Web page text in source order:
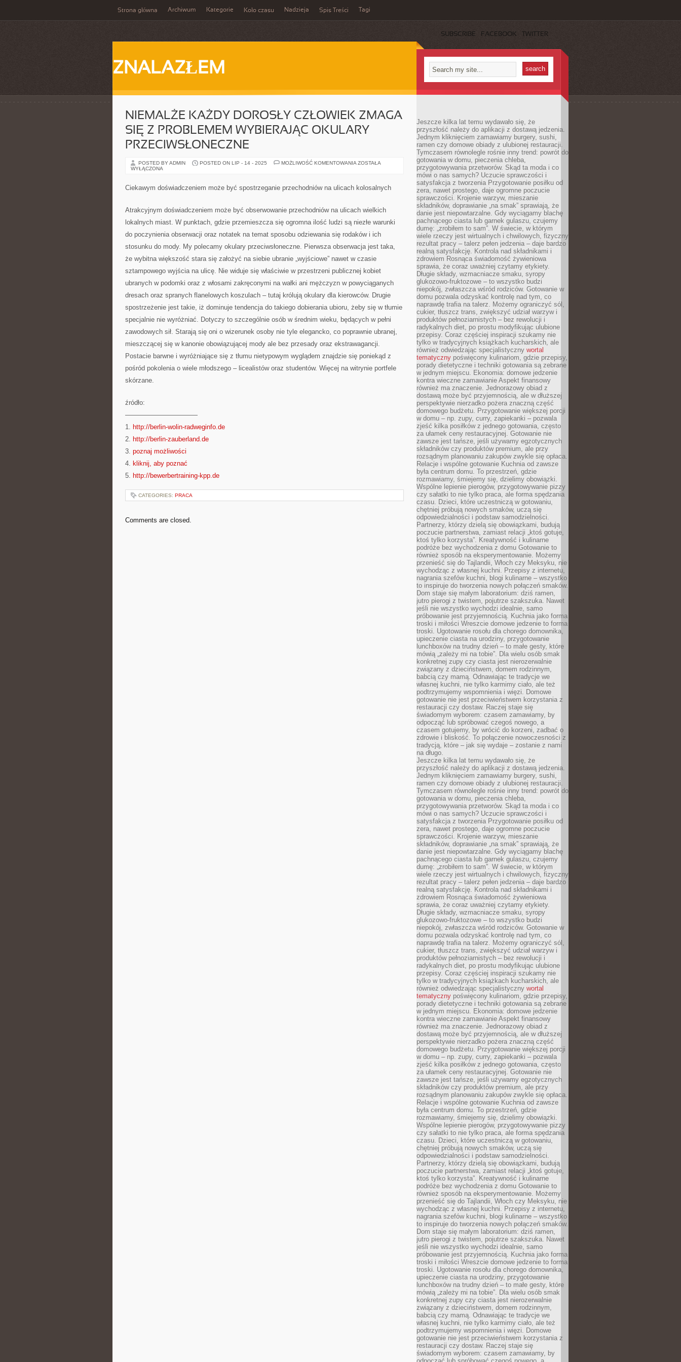
Strona główna Archiwum Kategorie Koło czasu Nadzieja Spis Treści Tagi
SUBSCRIBE FACEBOOK TWITTER
ZNALAZŁEM
NIEMALŻE KAŻDY DOROSŁY CZŁOWIEK ZMAGA
SIĘ Z PROBLEMEM WYBIERAJĄC OKULARY
PRZECIWSŁONECZNE
POSTED BY ADMIN POSTED ON LIP - 14 - 2025 MOŻLIWOŚĆ KOMENTOWANIA NIEMALŻE
ZMAGA
SIĘ
WYBIERAJĄC
OKULARY
ZOSTAŁA
WYŁĄCZONA
Ciekawym doświadczeniem może być spostrzeganie przechodniów na ulicach kolosalnych
Atrakcyjnym doświadczeniem może być obserwowanie przechodniów na ulicach wielkich
lokalnych miast. W punktach, gdzie przemieszcza się ogromna ilość ludzi są niezłe warunki
do poczynienia obserwacji oraz notatek na temat sposobu odziewania się rodaków i ich
stosunku do mody. My polecamy okulary przeciwsłoneczne. Pierwsza obserwacja jest taka,
że wybitna większość stara się założyć na siebie ubranie „wyjściowe” nawet w czasie
sztampowego wyjścia na ulicę. Nie widuje się właściwie w przestrzeni publicznej kobiet
ubranych w podomki oraz z włosami zakręconymi na wałki ani mężczyzn w powyciąganych
dresach oraz spranych flanelowych koszulach – tutaj królują okulary dla kierowców. Drugie
spostrzeżenie jest takie, iż dominuje tendencja do takiego dobierania ubioru, żeby się w tłumie
specjalnie nie wyróżniać. Dotyczy to szczególnie osób w średnim wieku, będących w pełni
zawodowych sił. Starają się oni o wizerunek osoby nie tyle elegancko, co poprawnie ubranej,
mieszczącej się w kanonie obowiązującej mody ale bez przesady oraz ekstrawagancji.
Postacie barwne i wyróżniające się z tłumu nietypowym wyglądem znajdzie się poniekąd z
pośród pokolenia o wiele młodszego – licealistów oraz studentów. Więcej na witrynie portfele
skórzane.
źródło:
———————————
1. http://berlin-wolin-radweginfo.de
2. http://berlin-zauberland.de
3. poznaj możliwości
4. kliknij, aby poznać
5. http://bewerbertraining-kpp.de
CATEGORIES: PRACA
Comments are closed.
Jeszcze kilka lat temu wydawało się, że
przyszłość należy do aplikacji z dostawą jedzenia.
Jednym kliknięciem zamawiamy burgery, sushi,
ramen czy domowe obiady z ulubionej restauracji.
Tymczasem równolegle rośnie inny trend: powrót do
gotowania w domu, pieczenia chleba,
przygotowywania przetworów. Skąd ta moda i co
mówi o nas samych? Uczucie sprawczości i
satysfakcja z tworzenia Przygotowanie posiłku od
zera, nawet prostego, daje ogromne poczucie
sprawczości. Krojenie warzyw, mieszanie
składników, doprawianie „na smak” sprawiają, że
danie jest niepowtarzalne. Gdy wyciągamy blachę
pachnącego ciasta lub garnek gulaszu, czujemy
dumę: „zrobiłem to sam”. W świecie, w którym
wiele rzeczy jest wirtualnych i chwilowych, fizyczny
rezultat pracy – talerz pełen jedzenia – daje bardzo
realną satysfakcję. Kontrola nad składnikami i
zdrowiem Rosnąca świadomość żywieniowa
sprawia, że coraz uważniej czytamy etykiety.
Długie składy, wzmacniacze smaku, syropy
glukozowo-fruktozowe – to wszystko budzi
niepokój, zwłaszcza wśród rodziców. Gotowanie w
domu pozwala odzyskać kontrolę nad tym, co
naprawdę trafia na talerz. Możemy ograniczyć sól,
cukier, tłuszcz trans, zwiększyć udział warzyw i
produktów pełnoziarnistych – bez rewolucji i
radykalnych diet, po prostu modyfikując ulubione
przepisy. Coraz częściej inspiracji szukamy nie
tylko w tradycyjnych książkach kucharskich, ale
również odwiedzając specjalistyczny wortal
tematyczny poświęcony kulinariom, gdzie przepisy,
porady dietetyczne i techniki gotowania są zebrane
w jednym miejscu. Ekonomia: domowe jedzenie
kontra wieczne zamawianie Aspekt finansowy
również ma znaczenie. Jednorazowy obiad z
dostawą może być przyjemnością, ale w dłuższej
perspektywie nierzadko pożera znaczną część
domowego budżetu. Przygotowanie większej porcji
w domu – np. zupy, curry, zapiekanki – pozwala
zjeść kilka posiłków z jednego gotowania, często
za ułamek ceny restauracyjnej. Gotowanie nie
zawsze jest tańsze, jeśli używamy egzotycznych
składników czy produktów premium, ale przy
rozsądnym planowaniu zakupów zwykle się opłaca.
Relacje i wspólne gotowanie Kuchnia od zawsze
była centrum domu. To przestrzeń, gdzie
rozmawiamy, śmiejemy się, dzielimy obowiązki.
Wspólne lepienie pierogów, przygotowywanie pizzy
czy sałatki to nie tylko praca, ale forma spędzania
czasu. Dzieci, które uczestniczą w gotowaniu,
chętniej próbują nowych smaków, uczą się
odpowiedzialności i podstaw samodzielności.
Partnerzy, którzy dzielą się obowiązkami, budują
poczucie partnerstwa, zamiast relacji „ktoś gotuje,
ktoś tylko korzysta”. Kreatywność i kulinarne
podróże bez wychodzenia z domu Gotowanie to
również sposób na eksperymentowanie. Możemy
przenieść się do Tajlandii, Włoch czy Meksyku, nie
wychodząc z własnej kuchni. Przepisy z internetu,
nagrania szefów kuchni, blogi kulinarne – wszystko
to inspiruje do tworzenia nowych połączeń smaków.
Dom staje się małym laboratorium: dziś ramen,
jutro pierogi z twistem, pojutrze szakszuka. Nawet
jeśli nie wszystko wychodzi idealnie, samo
próbowanie jest przyjemnością. Kuchnia jako forma
troski i miłości Wreszcie domowe jedzenie to forma
troski. Ugotowanie rosołu dla chorego domownika,
upieczenie ciasta na urodziny, przygotowanie
lunchboxów na trudny dzień – to małe gesty, które
mówią „zależy mi na tobie”. Dla wielu osób smak
konkretnej zupy czy ciasta jest nierozerwalnie
związany z dzieciństwem, domem rodzinnym,
babcią czy mamą. Odnawiając te tradycje we
własnej kuchni, nie tylko karmimy ciało, ale też
podtrzymujemy wspomnienia i więzi. Domowe
gotowanie nie jest przeciwieństwem korzystania z
restauracji czy dostaw. Raczej staje się
świadomym wyborem: czasem zamawiamy, by
odpocząć lub spróbować czegoś nowego, a
czasem gotujemy, by wrócić do korzeni, zadbać o
zdrowie i bliskość. To połączenie nowoczesności z
tradycją, które – jak się wydaje – zostanie z nami
na długo.
Jeszcze kilka lat temu wydawało się, że
przyszłość należy do aplikacji z dostawą jedzenia.
Jednym kliknięciem zamawiamy burgery, sushi,
ramen czy domowe obiady z ulubionej restauracji.
Tymczasem równolegle rośnie inny trend: powrót do
gotowania w domu, pieczenia chleba,
przygotowywania przetworów. Skąd ta moda i co
mówi o nas samych? Uczucie sprawczości i
satysfakcja z tworzenia Przygotowanie posiłku od
zera, nawet prostego, daje ogromne poczucie
sprawczości. Krojenie warzyw, mieszanie
składników, doprawianie „na smak” sprawiają, że
danie jest niepowtarzalne. Gdy wyciągamy blachę
pachnącego ciasta lub garnek gulaszu, czujemy
dumę: „zrobiłem to sam”. W świecie, w którym
wiele rzeczy jest wirtualnych i chwilowych, fizyczny
rezultat pracy – talerz pełen jedzenia – daje bardzo
realną satysfakcję. Kontrola nad składnikami i
zdrowiem Rosnąca świadomość żywieniowa
sprawia, że coraz uważniej czytamy etykiety.
Długie składy, wzmacniacze smaku, syropy
glukozowo-fruktozowe – to wszystko budzi
niepokój, zwłaszcza wśród rodziców. Gotowanie w
domu pozwala odzyskać kontrolę nad tym, co
naprawdę trafia na talerz. Możemy ograniczyć sól,
cukier, tłuszcz trans, zwiększyć udział warzyw i
produktów pełnoziarnistych – bez rewolucji i
radykalnych diet, po prostu modyfikując ulubione
przepisy. Coraz częściej inspiracji szukamy nie
tylko w tradycyjnych książkach kucharskich, ale
również odwiedzając specjalistyczny wortal
tematyczny poświęcony kulinariom, gdzie przepisy,
porady dietetyczne i techniki gotowania są zebrane
w jednym miejscu. Ekonomia: domowe jedzenie
kontra wieczne zamawianie Aspekt finansowy
również ma znaczenie. Jednorazowy obiad z
dostawą może być przyjemnością, ale w dłuższej
perspektywie nierzadko pożera znaczną część
domowego budżetu. Przygotowanie większej porcji
w domu – np. zupy, curry, zapiekanki – pozwala
zjeść kilka posiłków z jednego gotowania, często
za ułamek ceny restauracyjnej. Gotowanie nie
zawsze jest tańsze, jeśli używamy egzotycznych
składników czy produktów premium, ale przy
rozsądnym planowaniu zakupów zwykle się opłaca.
Relacje i wspólne gotowanie Kuchnia od zawsze
była centrum domu. To przestrzeń, gdzie
rozmawiamy, śmiejemy się, dzielimy obowiązki.
Wspólne lepienie pierogów, przygotowywanie pizzy
czy sałatki to nie tylko praca, ale forma spędzania
czasu. Dzieci, które uczestniczą w gotowaniu,
chętniej próbują nowych smaków, uczą się
odpowiedzialności i podstaw samodzielności.
Partnerzy, którzy dzielą się obowiązkami, budują
poczucie partnerstwa, zamiast relacji „ktoś gotuje,
ktoś tylko korzysta”. Kreatywność i kulinarne
podróże bez wychodzenia z domu Gotowanie to
również sposób na eksperymentowanie. Możemy
przenieść się do Tajlandii, Włoch czy Meksyku, nie
wychodząc z własnej kuchni. Przepisy z internetu,
nagrania szefów kuchni, blogi kulinarne – wszystko
to inspiruje do tworzenia nowych połączeń smaków.
Dom staje się małym laboratorium: dziś ramen,
jutro pierogi z twistem, pojutrze szakszuka. Nawet
jeśli nie wszystko wychodzi idealnie, samo
próbowanie jest przyjemnością. Kuchnia jako forma
troski i miłości Wreszcie domowe jedzenie to forma
troski. Ugotowanie rosołu dla chorego domownika,
upieczenie ciasta na urodziny, przygotowanie
lunchboxów na trudny dzień – to małe gesty, które
mówią „zależy mi na tobie”. Dla wielu osób smak
konkretnej zupy czy ciasta jest nierozerwalnie
związany z dzieciństwem, domem rodzinnym,
babcią czy mamą. Odnawiając te tradycje we
własnej kuchni, nie tylko karmimy ciało, ale też
podtrzymujemy wspomnienia i więzi. Domowe
gotowanie nie jest przeciwieństwem korzystania z
restauracji czy dostaw. Raczej staje się
świadomym wyborem: czasem zamawiamy, by